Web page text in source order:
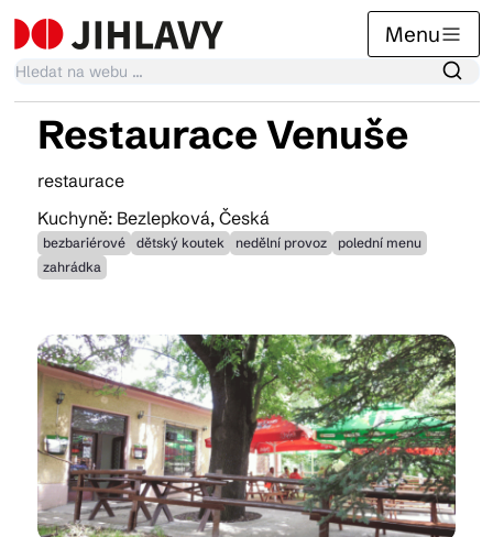
Menu
Kalendář akcí
Tradiční akce
Suvenýry
Praktické info
Restaurace Venuše
restaurace
Kuchyně: Bezlepková, Česká
bezbariérové dětský koutek nedělní provoz
polední menu
zahrádka